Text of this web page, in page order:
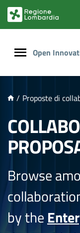
PRINCIPALE
Open
/ Proposte di
Browse
by the